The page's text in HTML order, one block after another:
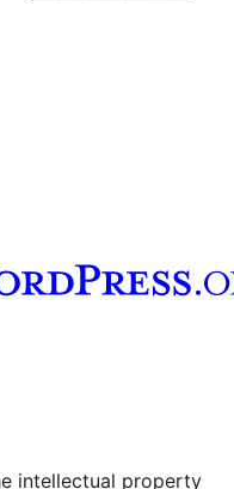
YouTubeaccount
intellectual property